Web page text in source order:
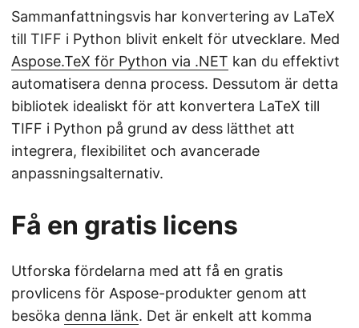
Sammanfattningsvis har konvertering av LaTeX
till TIFF i Python blivit enkelt för utvecklare. Med
Aspose.TeX för Python via .NET kan du effektivt
automatisera denna process. Dessutom är detta
bibliotek idealiskt för att konvertera LaTeX till
TIFF i Python på grund av dess lätthet att
integrera, flexibilitet och avancerade
anpassningsalternativ.
Få en gratis licens
Utforska fördelarna med att få en gratis
provlicens för Aspose-produkter genom att
besöka denna länk. Det är enkelt att komma